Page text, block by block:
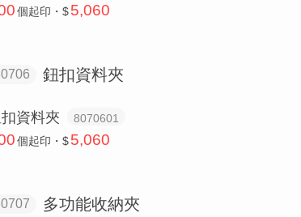
個起印・$5,060
鈕扣資料夾
資料夾 8070601
個起印・$5,060
多功能收納夾